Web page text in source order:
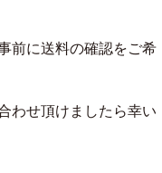
前に送料の確認をご希
わせ頂けましたら幸い